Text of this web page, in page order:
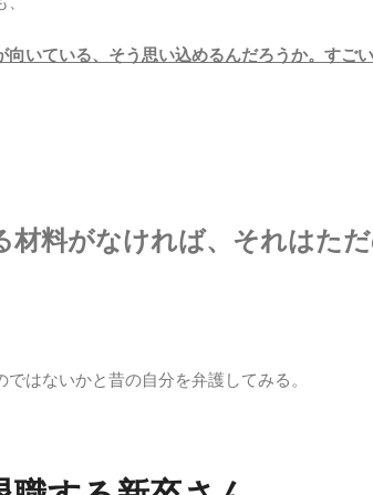
いている、そう思い込めるんだろうか。すご
材料がなければ、 それはた
はないかと昔の自分を弁護してみる。